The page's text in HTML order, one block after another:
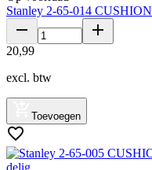
Stanley 2-65-014
20,99
excl. btw
Toevoegen